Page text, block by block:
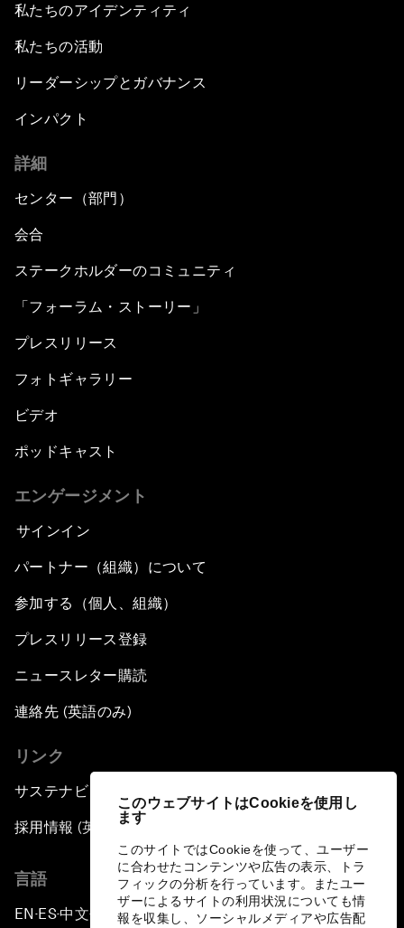
このウェブサイトはCookieを使用し
ます
このサイトではCookieを使って、ユーザー
に合わせたコンテンツや広告の表示、トラ
フィックの分析を行っています。またユー
ザーによるサイトの利用状況についても情
報を収集し、ソーシャルメディアや広告配
私たちのアイデンティティ
私たちの活動
リーダーシップとガバナンス
インパクト
詳細
センター（部門）
会合
ステークホルダーのコミュニティ
「フォーラム・ストーリー」
プレスリリース
フォトギャラリー
ビデオ
ポッドキャスト
エンゲージメント
サインイン
パートナー（組織）について
参加する（個人、組織）
プレスリリース登録
ニュースレター購読
連絡先 (英語のみ)
リンク
サステナビリティへの取り組み
採用情報 (英語のみ)
言語
EN ▪ES▪中文▪ 日本語